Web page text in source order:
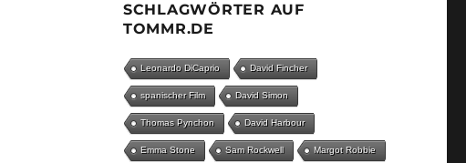
SCHLAGWÖRTER AUF
TOMMR.DE
Leonardo DiCaprio David Fincher
spanischer Film David Simon
Thomas Pynchon David Harbour
Emma Stone Sam Rockwell Margot Robbie